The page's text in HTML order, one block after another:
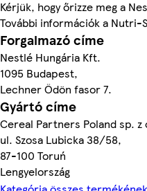
Kérjük, hogy őrizze meg a
További információk a
Forgalmazó címe
Nestlé Hungária Kft.
1095 Budapest,
Lechner Ödön fasor 7.
Gyártó címe
Cereal Partners Poland sp. z
ul. Szosa Lubicka 38/58,
87-100 Toruń
Lengyelország